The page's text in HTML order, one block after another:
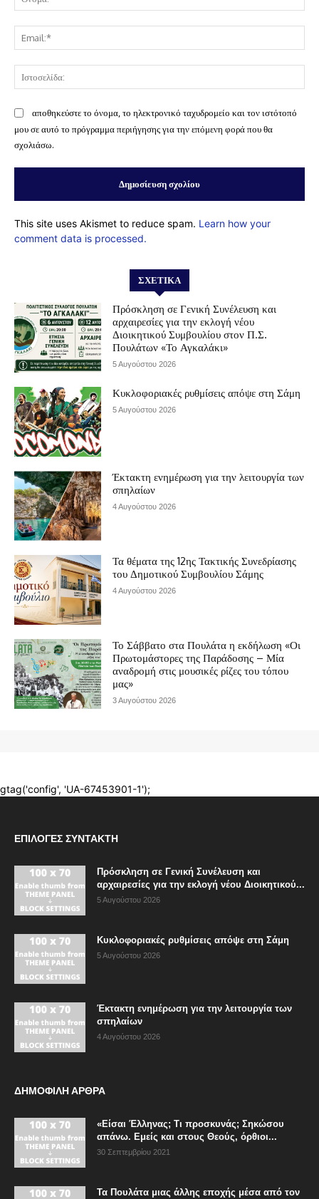
ΕΠΙΛΟΓΈΣ ΣΥΝΤΆΚΤΗ
Πρόσκληση σε Γενική Συνέλευση και
αρχαιρεσίες για την εκλογή νέου Διοικητικού...
5 Αυγούστου 2026
Κυκλοφοριακές ρυθμίσεις απόψε στη Σάμη
5 Αυγούστου 2026
Έκτακτη ενημέρωση για την λειτουργία των
σπηλαίων
4 Αυγούστου 2026
ΔΗΜΟΦΙΛΗ ΑΡΘΡΑ
«Είσαι Έλληνας; Τι προσκυνάς; Σηκώσου
απάνω. Εμείς και στους Θεούς, όρθιοι...
30 Σεπτεμβρίου 2021
Τα Πουλάτα μιας άλλης εποχής μέσα από τον